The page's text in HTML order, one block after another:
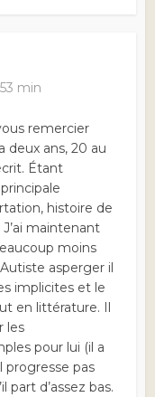
min
remercier
deux ans, 20 au
Étant
histoire de
maintenant
moins
asperger il
implicites et le
en littérature. Il
les
pour lui (il a
progresse pas
part d’assez bas.